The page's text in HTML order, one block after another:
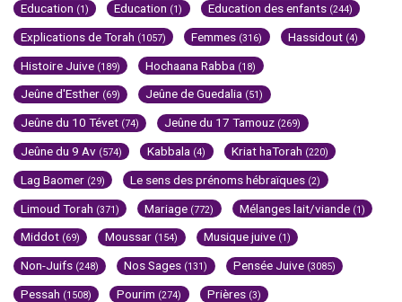
Education (1) Education (1) Education des enfants (244)
Explications de Torah (1057) Femmes (316) Hassidout (4)
Histoire Juive (189) Hochaana Rabba (18)
Jeûne d'Esther (69) Jeûne de Guedalia (51)
Jeûne du 10 Tévet (74) Jeûne du 17 Tamouz (269)
Jeûne du 9 Av (574) Kabbala (4) Kriat haTorah (220)
Lag Baomer (29) Le sens des prénoms hébraïques (2)
Limoud Torah (371) Mariage (772) Mélanges lait/viande (1)
Middot (69) Moussar (154) Musique juive (1)
Non-Juifs (248) Nos Sages (131) Pensée Juive (3085)
Pessah (1508) Pourim (274) Prières (3)